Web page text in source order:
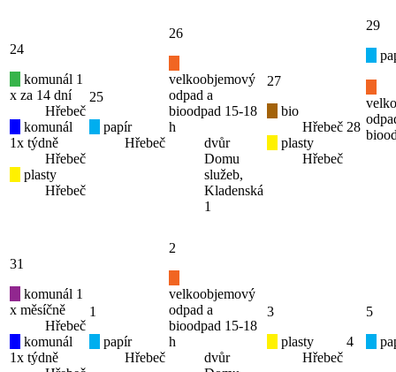
24
komunál 1
x za 14 dní
Hřebeč
komunál
1x týdně
Hřebeč
plasty
Hřebeč
25
papír
Hřebeč
26
velkoobjemový
odpad a
bioodpad 15-18
h
dvůr
Domu
služeb,
Kladenská
1
27
bio
Hřebeč
plasty
Hřebeč
28
29
31
komunál 1
x měsíčně
Hřebeč
komunál
1x týdně
1
papír
Hřebeč
2
velkoobjemový
odpad a
bioodpad 15-18
h
dvůr
3
plasty
Hřebeč
4
5